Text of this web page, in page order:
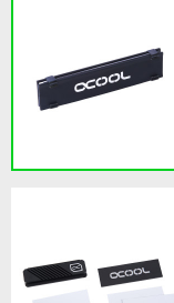
Disponibilité /
Articles en